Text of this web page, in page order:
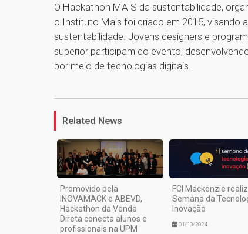
O Hackathon MAIS da sustentabilidade,
o Instituto Mais foi criado em 2015, visando
sustentabilidade. Jovens designers e
superior participam do evento,
por meio de tecnologias digitais.
Related News
Promovido pela
INOVAMACK e ABEVD,
Hackathon da Venda
Direta conecta alunos e
profissionais na UPM
FCI Mackenzie
Semana da
Inovação
01/10/2024